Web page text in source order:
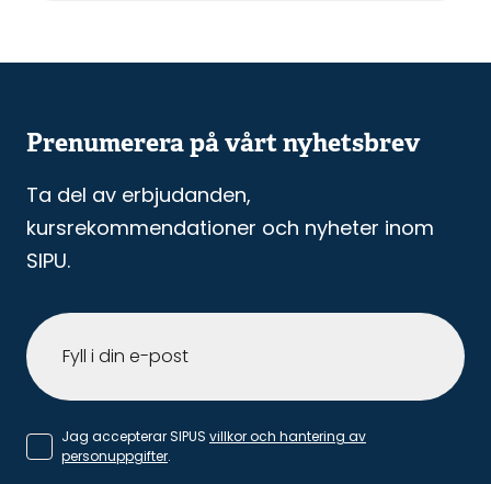
Prenumerera på vårt nyhetsbrev
Ta del av erbjudanden,
kursrekommendationer och nyheter inom
SIPU.
Jag accepterar SIPUS villkor och hantering av
personuppgifter.